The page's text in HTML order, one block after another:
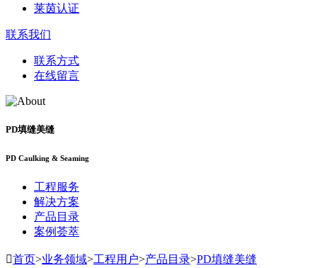
莱茵认证
联系我们
联系方式
在线留言
PD填缝美缝
PD Caulking & Seaming
工程服务
解决方案
产品目录
案例荟萃
首页>业务领域>工程用户>产品目录>PD填缝美缝